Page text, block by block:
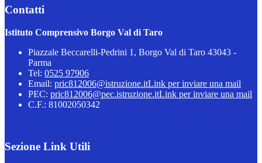
Contatti
Istituto Comprensivo Borgo Val di Taro
Piazzale Beccarelli-Pedrini 1, Borgo Val di Taro 43043 -
Parma
Tel: 0525 97906
Email: pric812006@istruzione.itLink per inviare una mail
PEC: pric812006@pec.istruzione.itLink per inviare una mail
C.F.: 81002050342
Sezione Link Utili